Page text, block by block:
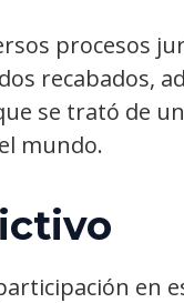
procesos
recabados,
se trató de
mundo.
en